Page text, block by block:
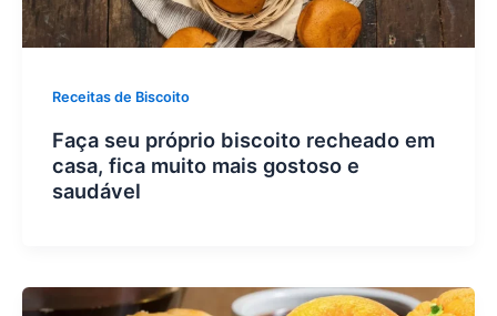
Receitas de Biscoito
Faça seu próprio biscoito recheado em
casa, fica muito mais gostoso e
saudável